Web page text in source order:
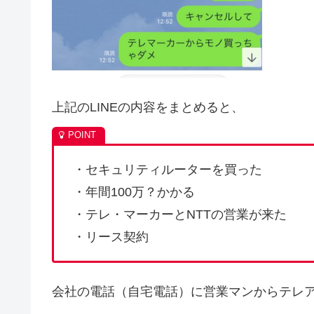
上記のLINEの内容をまとめると、
・セキュリティルーターを買った
・年間100万？かかる
・テレ・マーカーとNTTの営業が来た
・リース契約
会社の電話（自宅電話）に営業マンからテレ